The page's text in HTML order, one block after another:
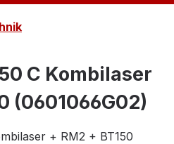
C Kombilaser
(0601066G02)